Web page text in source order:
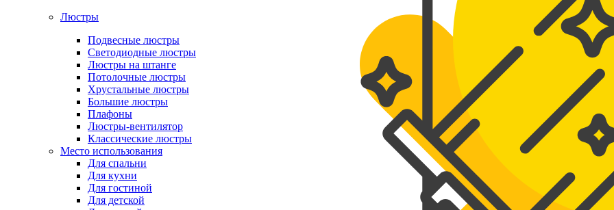
Люстры
Подвесные люстры
Светодиодные люстры
Люстры на штанге
Потолочные люстры
Хрустальные люстры
Большие люстры
Плафоны
Люстры-вентилятор
Классические люстры
Место использования
Для спальни
Для кухни
Для гостиной
Для детской